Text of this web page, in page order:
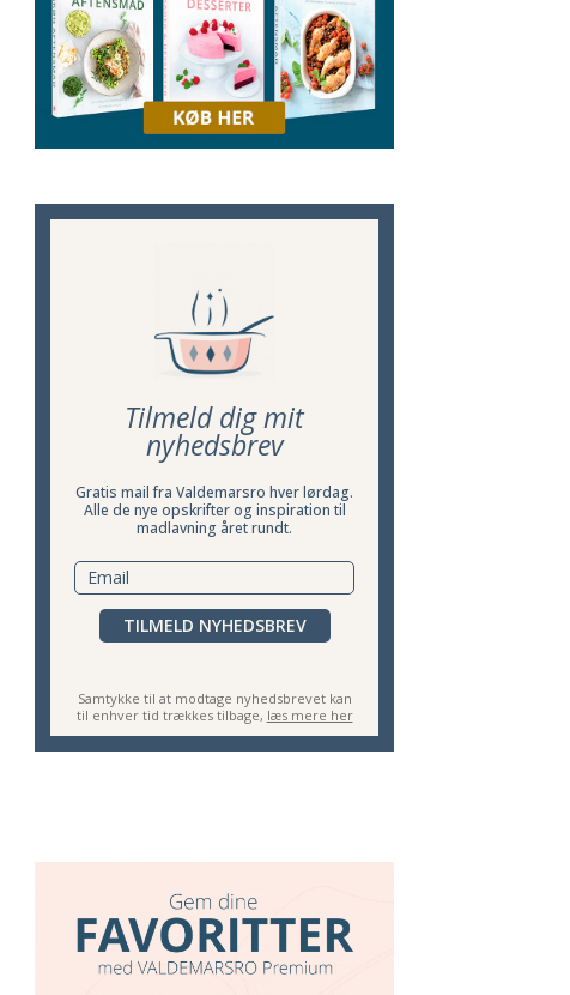
Tilmeld dig mit
nyhedsbrev
Gratis mail fra Valdemarsro hver lørdag.
Alle de nye opskrifter og inspiration til
madlavning året rundt.
TILMELD NYHEDSBREV
Samtykke til at modtage nyhedsbrevet kan
til enhver tid trækkes tilbage, læs mere her